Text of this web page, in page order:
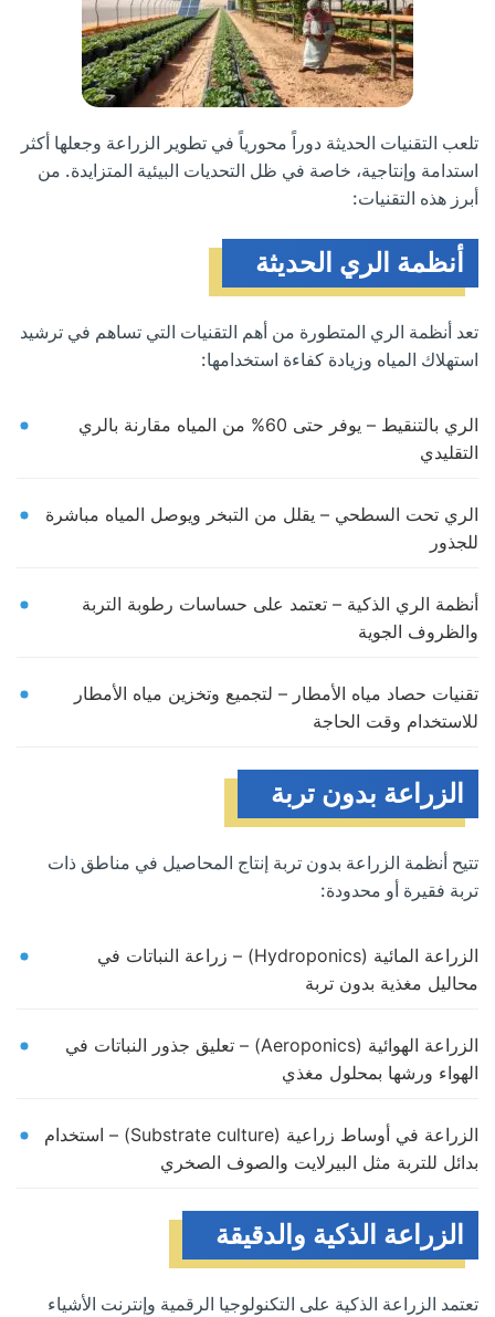
تلعب التقنيات الحديثة دوراً محورياً في تطوير الزراعة وجعلها أكثر
استدامة وإنتاجية، خاصة في ظل التحديات البيئية المتزايدة. من
أبرز هذه التقنيات:
أنظمة الري الحديثة
تعد أنظمة الري المتطورة من أهم التقنيات التي تساهم في ترشيد
استهلاك المياه وزيادة كفاءة استخدامها:
الري بالتنقيط – يوفر حتى 60% من المياه مقارنة بالري
التقليدي
الري تحت السطحي – يقلل من التبخر ويوصل المياه مباشرة
للجذور
أنظمة الري الذكية – تعتمد على حساسات رطوبة التربة
والظروف الجوية
تقنيات حصاد مياه الأمطار – لتجميع وتخزين مياه الأمطار
للاستخدام وقت الحاجة
الزراعة بدون تربة
تتيح أنظمة الزراعة بدون تربة إنتاج المحاصيل في مناطق ذات
تربة فقيرة أو محدودة:
الزراعة المائية (Hydroponics) – زراعة النباتات في
محاليل مغذية بدون تربة
الزراعة الهوائية (Aeroponics) – تعليق جذور النباتات في
الهواء ورشها بمحلول مغذي
الزراعة في أوساط زراعية (Substrate culture) – استخدام
بدائل للتربة مثل البيرلايت والصوف الصخري
الزراعة الذكية والدقيقة
تعتمد الزراعة الذكية على التكنولوجيا الرقمية وإنترنت الأشياء